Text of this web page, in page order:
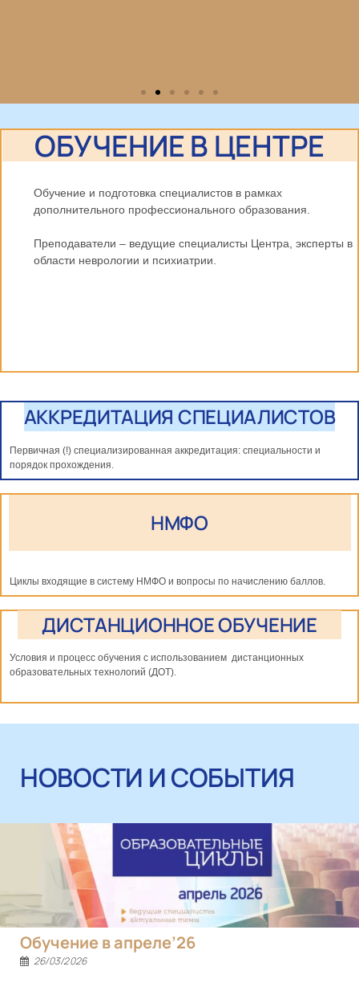
Приёмная комиссия
аспирантура, прикрепительство, докторантура
ОБУЧЕНИЕ В ЦЕНТРЕ
Обучение и подготовка специалистов в рамках
дополнительного профессионального образования.
Преподаватели – ведущие специалисты Центра, эксперты в
области неврологии и психиатрии.
АККРЕДИТАЦИЯ СПЕЦИАЛИСТОВ
Первичная (!) специализированная аккредитация: специальности и
порядок прохождения.
НМФО
Циклы входящие в систему НМФО и вопросы по начислению баллов.
ДИСТАНЦИОННОЕ ОБУЧЕНИЕ
Условия и процесс обучения с использованием дистанционных
образовательных технологий (ДОТ).
НОВОСТИ И СОБЫТИЯ
Обучение в апреле’26
26/03/2026